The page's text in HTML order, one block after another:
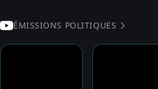
ÉMISSIONS POLITIQUES